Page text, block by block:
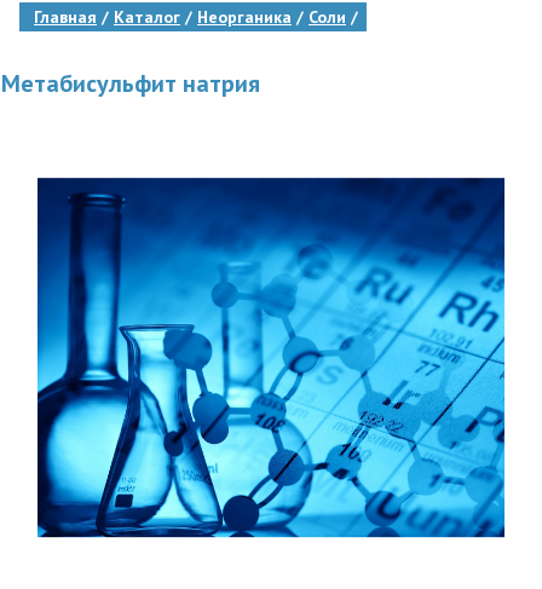
Главная Каталог Неорганика Соли
Метабисульфит натрия